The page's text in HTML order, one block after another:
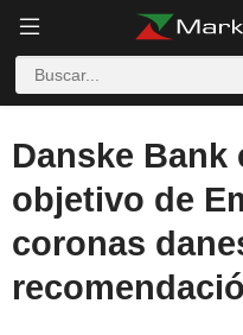
Danske Bank
objetivo de
coronas